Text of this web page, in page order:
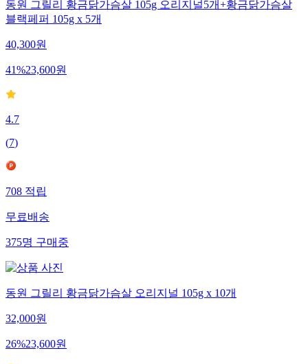
동원 그릴리 황금닭가슴살 105g 오리지널5개+황금닭가슴살
블랙페퍼 105g x 5개
40,300원
41%23,600원
4.7
(7)
708적립
무료배송
375명구매중
동원 그릴리 황금닭가슴살 오리지널 105g x 10개
32,000원
26%23,600원